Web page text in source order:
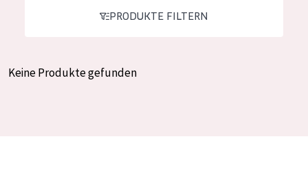
Hautregeneration
PRODUKTTYP
PRODUKTE FILTERN
Keine Produkte gefunden